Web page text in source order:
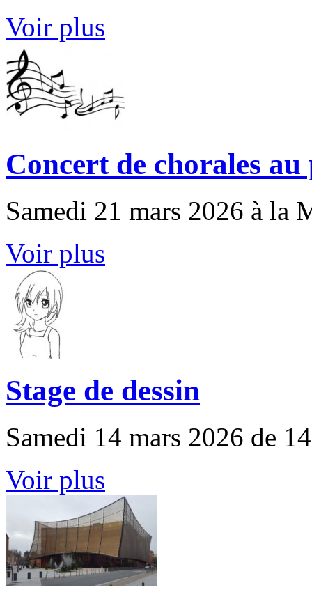
Voir plus
Concert de chorales
Samedi 21 mars 2026 à
Voir plus
Stage de dessin
Samedi 14 mars 2026 de
Voir plus